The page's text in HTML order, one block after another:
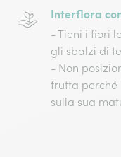
Interflora
- Tieni i fiori
gli sbalzi di
- Non
frutta perché
sulla sua